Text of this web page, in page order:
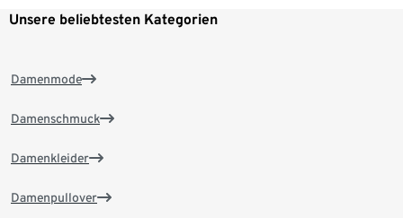
Unsere beliebtesten Kategorien
Damenmode
Damenschmuck
Damenkleider
Damenpullover